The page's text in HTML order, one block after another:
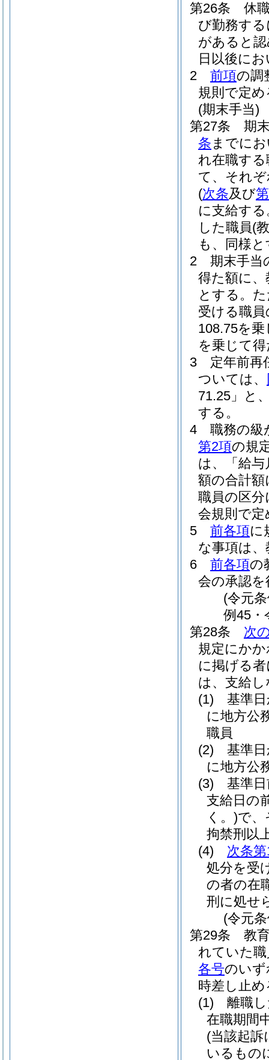
第26条
休
び勤務す
があると
日以後に
2
前項の調
規則で定め
(期末手当)
第27条
期
条 までに
れ在職する
て、それ
(次条及び
に支給する
した職員(
も、同様
2
期末手当
得た額に
とする。
受ける職
108.75を
を乗じて
3
定年前再
ついては、
71.25」と
する。
4
職務の級
第2項の規
は、「給
額の合計
職員の区
会規則で
5
前各項に
な事項は
6
前各項の
会の承認
(令元
例45・
第28条
次
規定にか
に掲げる
は、支給
(1)
基準
に地方公
職員
(2)
基準
に地方公
(3)
基準
支給日の
く。)で、
拘禁刑以
(4)
次条
処分を受
の者の在
刑に処せ
(令元
第29条
教
れていた
各号のいず
時差し止
(1)
離職
在職期間
(当該起
いるもの